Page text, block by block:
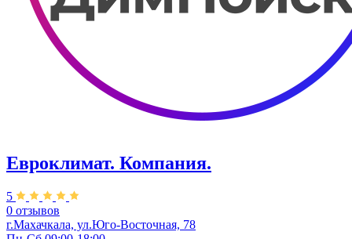
Евроклимат. Компания.
5
0 отзывов
г.Махачкала, ул.Юго-Восточная, 78